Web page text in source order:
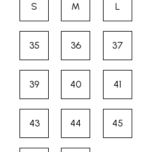
SRefine by Taglia: S
MRefine byL
35Refine by Taglia: 35
36Refine by37
39Refine by Taglia: 39
40Refine by41
43Refine by Taglia: 43
44Refine by45